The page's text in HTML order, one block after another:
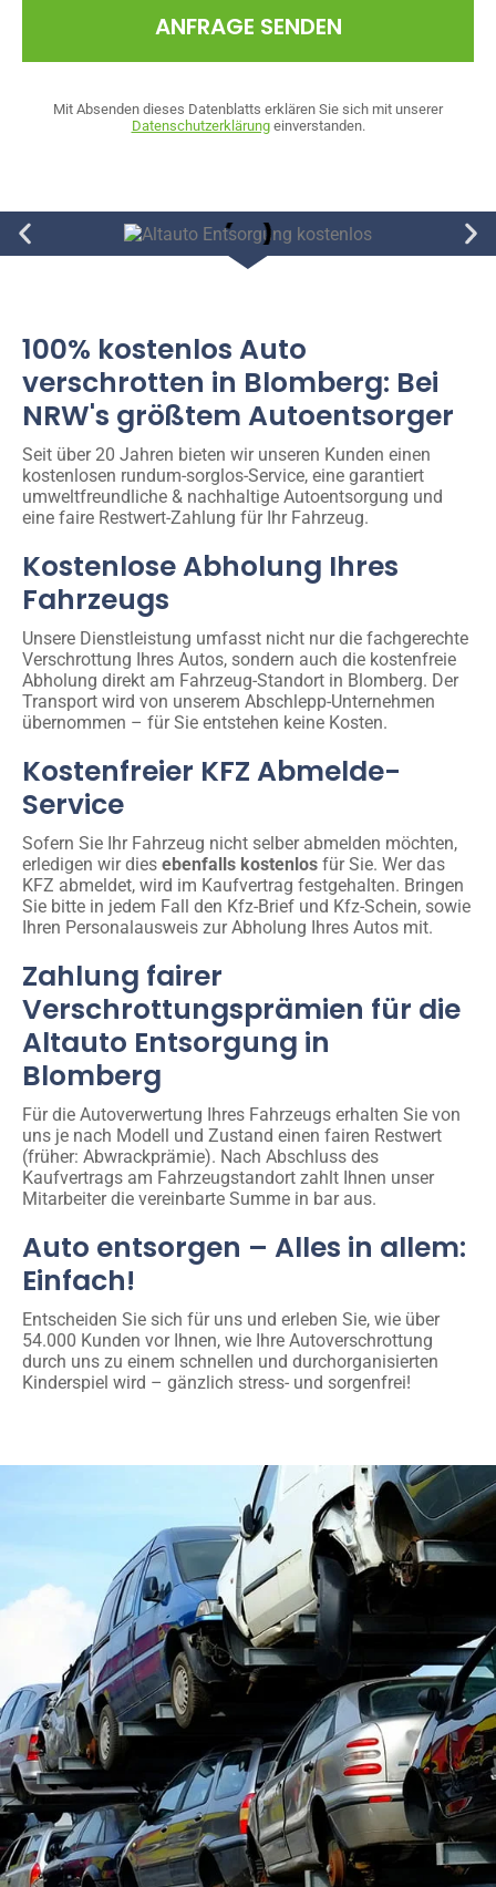
ANFRAGE SENDEN
Mit Absenden dieses Datenblatts erklären Sie sich mit unserer
Datenschutzerklärungeinverstanden.
100% kostenlos Auto
verschrotten in Blomberg: Bei
NRW's größtem Autoentsorger
Seit über 20 Jahren bieten wir unseren Kunden einen
kostenlosen rundum-sorglos-Service, eine garantiert
umweltfreundliche & nachhaltige Autoentsorgung und
eine faire Restwert-Zahlung für Ihr Fahrzeug.
Kostenlose Abholung Ihres
Fahrzeugs
Unsere Dienstleistung umfasst nicht nur die fachgerechte
Verschrottung Ihres Autos, sondern auch die kostenfreie
Abholung direkt am Fahrzeug-Standort in Blomberg. Der
Transport wird von unserem Abschlepp-Unternehmen
übernommen – für Sie entstehen keine Kosten.
Kostenfreier KFZ Abmelde-
Service
Sofern Sie Ihr Fahrzeug nicht selber abmelden möchten,
erledigen wir dies ebenfalls kostenlos für Sie. Wer das
KFZ abmeldet, wird im Kaufvertrag festgehalten. Bringen
Sie bitte in jedem Fall den Kfz-Brief und Kfz-Schein, sowie
Ihren Personalausweis zur Abholung Ihres Autos mit.
Zahlung fairer
Verschrottungsprämien für die
Altauto Entsorgung in
Blomberg
Für die Autoverwertung Ihres Fahrzeugs erhalten Sie von
uns je nach Modell und Zustand einen fairen Restwert
(früher: Abwrackprämie). Nach Abschluss des
Kaufvertrags am Fahrzeugstandort zahlt Ihnen unser
Mitarbeiter die vereinbarte Summe in bar aus.
Auto entsorgen – Alles in allem:
Einfach!
Entscheiden Sie sich für uns und erleben Sie, wie über
54.000 Kunden vor Ihnen, wie Ihre Autoverschrottung
durch uns zu einem schnellen und durchorganisierten
Kinderspiel wird – gänzlich stress- und sorgenfrei!